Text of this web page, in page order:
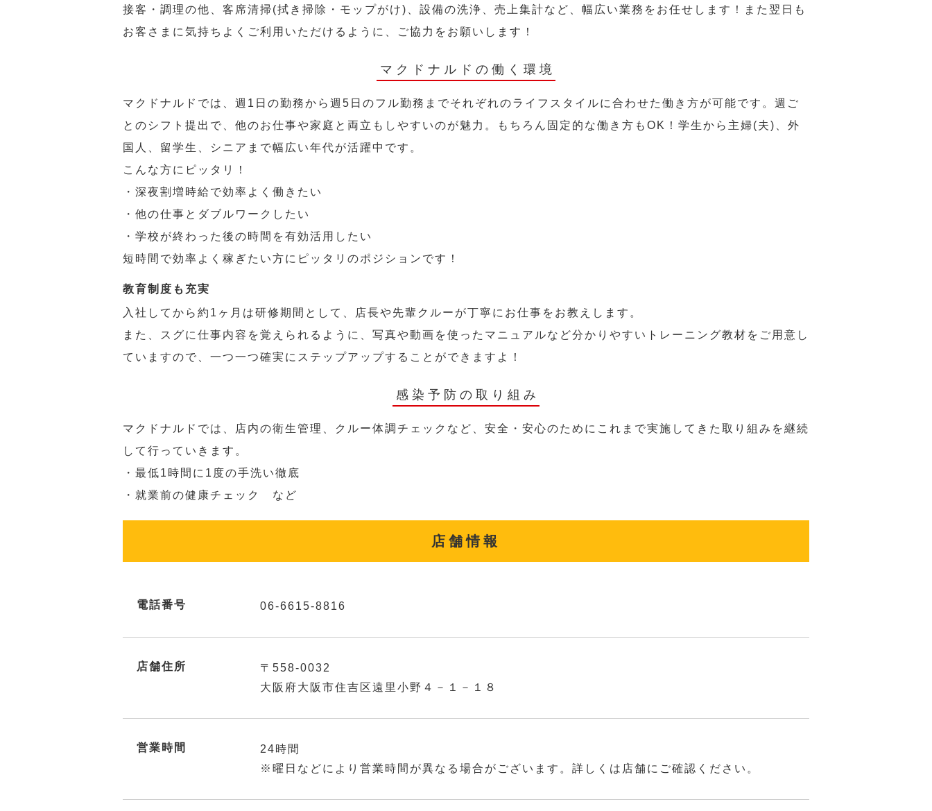
接客・調理の他、客席清掃(拭き掃除・モップがけ)、設備の洗浄、売上集計など、幅広い業務をお任せします！また翌日も
お客さまに気持ちよくご利用いただけるように、ご協力をお願いします！
マクドナルドの働く環境
マクドナルドでは、週1日の勤務から週5日のフル勤務までそれぞれのライフスタイルに合わせた働き方が可能です。週ご
とのシフト提出で、他のお仕事や家庭と両立もしやすいのが魅力。もちろん固定的な働き方もOK！学生から主婦(夫)、外
国人、留学生、シニアまで幅広い年代が活躍中です。
こんな方にピッタリ！
・深夜割増時給で効率よく働きたい
・他の仕事とダブルワークしたい
・学校が終わった後の時間を有効活用したい
短時間で効率よく稼ぎたい方にピッタリのポジションです！
教育制度も充実
入社してから約1ヶ月は研修期間として、店長や先輩クルーが丁寧にお仕事をお教えします。
また、スグに仕事内容を覚えられるように、写真や動画を使ったマニュアルなど分かりやすいトレーニング教材をご用意し
ていますので、一つ一つ確実にステップアップすることができますよ！
感染予防の取り組み
マクドナルドでは、店内の衛生管理、クルー体調チェックなど、安全・安心のためにこれまで実施してきた取り組みを継続
して行っていきます。
・最低1時間に1度の手洗い徹底
・就業前の健康チェック など
店舗情報
電話番号 06-6615-8816
店舗住所
〒558-0032
大阪府大阪市住吉区遠里小野４－１－１８
営業時間
24時間
※曜日などにより営業時間が異なる場合がございます。詳しくは店舗にご確認ください。